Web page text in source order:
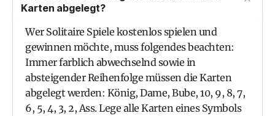
Karten abgelegt?
Wer Solitaire Spiele kostenlos spielen und
gewinnen möchte, muss folgendes beachten:
Immer farblich abwechselnd sowie in
absteigender Reihenfolge müssen die Karten
abgelegt werden: König, Dame, Bube, 10, 9, 8, 7,
6, 5, 4, 3, 2, Ass. Lege alle Karten eines Symbols